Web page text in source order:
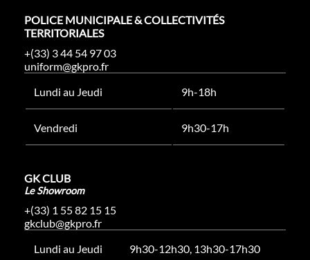
POLICE MUNICIPALE & COLLECTIVITÉS
TERRITORIALES
+(33) 3 44 54 97 03
uniform@gkpro.fr
Lundi au Jeudi
9h-18h
Vendredi 9h30-17h
GK CLUB
Le Showroom
+(33) 1 55 82 15 15
gkclub@gkpro.fr
Lundi au Jeudi
9h30-12h30, 13h30-17h30